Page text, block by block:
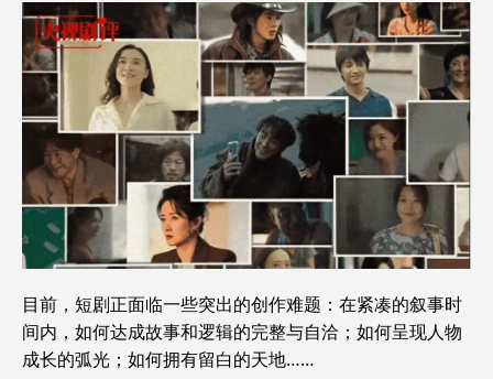
目前，短剧正面临一些突出的创作难题：在紧凑的叙事时
间内，如何达成故事和逻辑的完整与自洽；如何呈现人物
成长的弧光；如何拥有留白的天地……